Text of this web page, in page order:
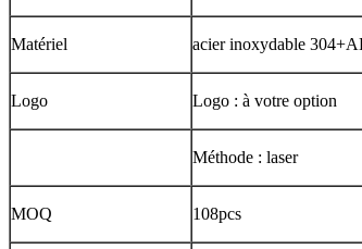
Matériel acier inoxydable
Logo Logo : à votre option
Méthode : laser
MOQ 108pcs